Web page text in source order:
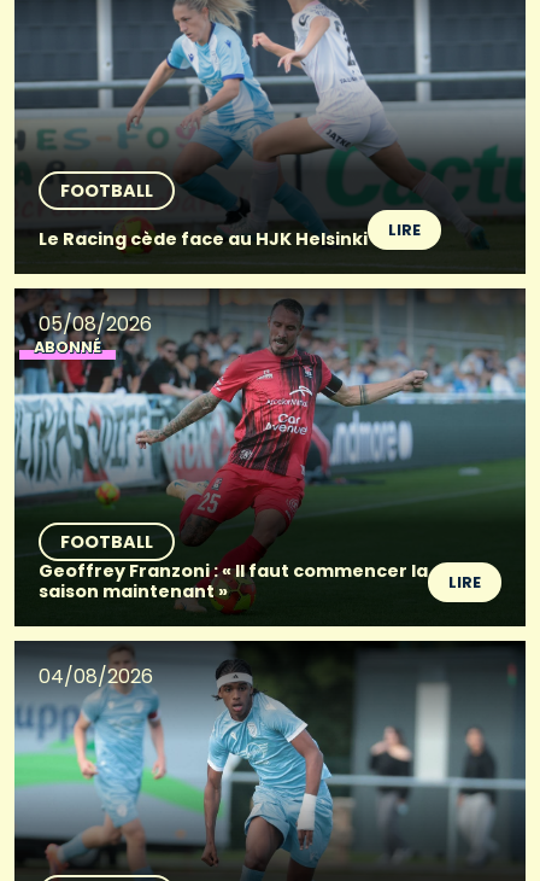
FOOTBALL
Le Racing cède face au HJK Helsinki
LIRE
05/08/2026
ABONNÉ
FOOTBALL
Geoffrey Franzoni : « Il faut commencer la
saison maintenant »
LIRE
04/08/2026